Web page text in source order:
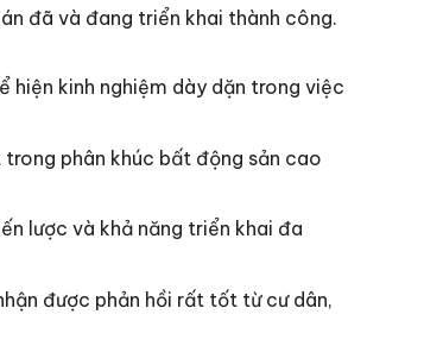
đã và đang triển khai thành công.
kinh nghiệm dày dặn trong việc
trong phân khúc bất động sản cao
lược và khả năng triển khai đa
được phản hồi rất tốt từ cư dân,